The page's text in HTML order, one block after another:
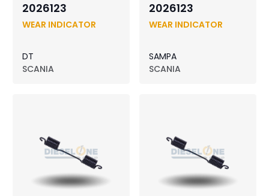
2026123
WEAR INDICATOR
DT
SCANIA
2026123
WEAR INDICATOR
SAMPA
SCANIA